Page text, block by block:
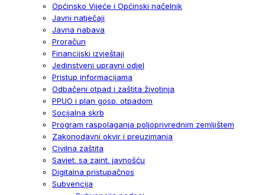
Općinsko Vijeće i Općinski načelnik
Javni natječaji
Javna nabava
Proračun
Financijski izvještaji
Jedinstveni upravni odjel
Pristup informacijama
Odbačeni otpad i zaštita životinja
PPUO i plan gosp. otpadom
Socijalna skrb
Program raspolaganja poljoprivrednim zemljištem
Zakonodavni okvir i preuzimanja
Civilna zaštita
Savjet. sa zaint. javnošću
Digitalna pristupačnos
Subvencija